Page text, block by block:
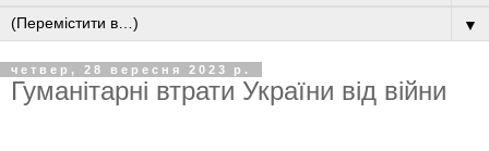
▼
четвер, 28 вересня 2023 р.
Гуманітарні втрати України від війни